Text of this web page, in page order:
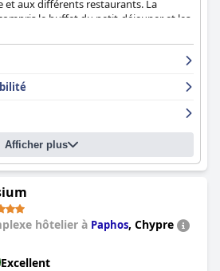
et aux différents restaurants. La
le buffet du petit-déjeuner et les
délicieuse et offre une grande variété
y compris les chambres, sont
le personnel veille à la propreté de
Les piscines sont un point fort, les
la sécurité, et la plage est magnifique
L'hôtel est également très
avec un club pour enfants et des
organisés tous les soirs. Bien
et que certaines chambres
les clients recommandent dans
Resort (Desert Rose)pour un séjour
Afficher plus
hôtelier à Paphos, Chypre
Excellent